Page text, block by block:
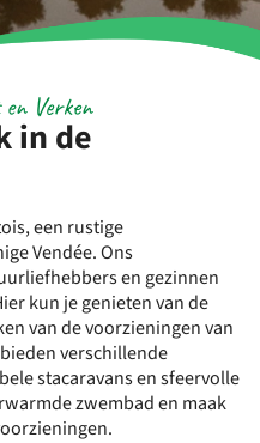
in de
Verken
een rustige
Vendée. Ons
en gezinnen
kun je genieten van de
van de voorzieningen van
verschillende
stacaravans en sfeervolle
zwembad en maak